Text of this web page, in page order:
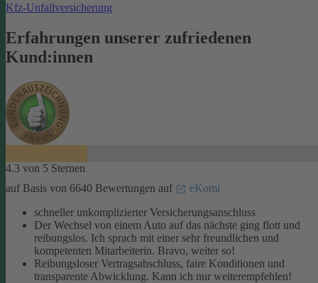
Kfz-Unfallversicherung
Erfahrungen unserer zufriedenen
Kund:innen
4.3 von 5 Sternen
auf Basis von 6640 Bewertungen auf
eKomi
schneller unkomplizierter Versicherungsanschluss
Der Wechsel von einem Auto auf das nächste ging flott und
reibungslos. Ich sprach mit einer sehr freundlichen und
kompetenten Mitarbeiterin. Bravo, weiter so!
Reibungsloser Vertragsabschluss, faire Konditionen und
transparente Abwicklung. Kann ich nur weiterempfehlen!